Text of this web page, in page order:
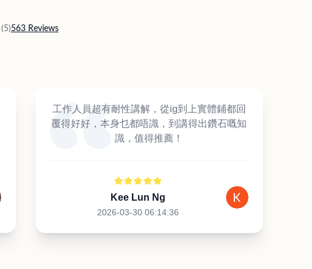
(5)563 Reviews
工作人員超有耐性講解，從ig到上實體鋪都回
覆得好好，本身乜都唔識，到講得出鑽石嘅知
識，值得推薦！
Kee Lun Ng
2026-03-30 06:14:36